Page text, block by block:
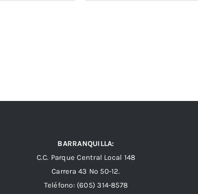
BARRANQUILLA:
C.C. Parque Central Local 148
Carrera 43 Nº 50-12.
Teléfono: (605) 314-8578